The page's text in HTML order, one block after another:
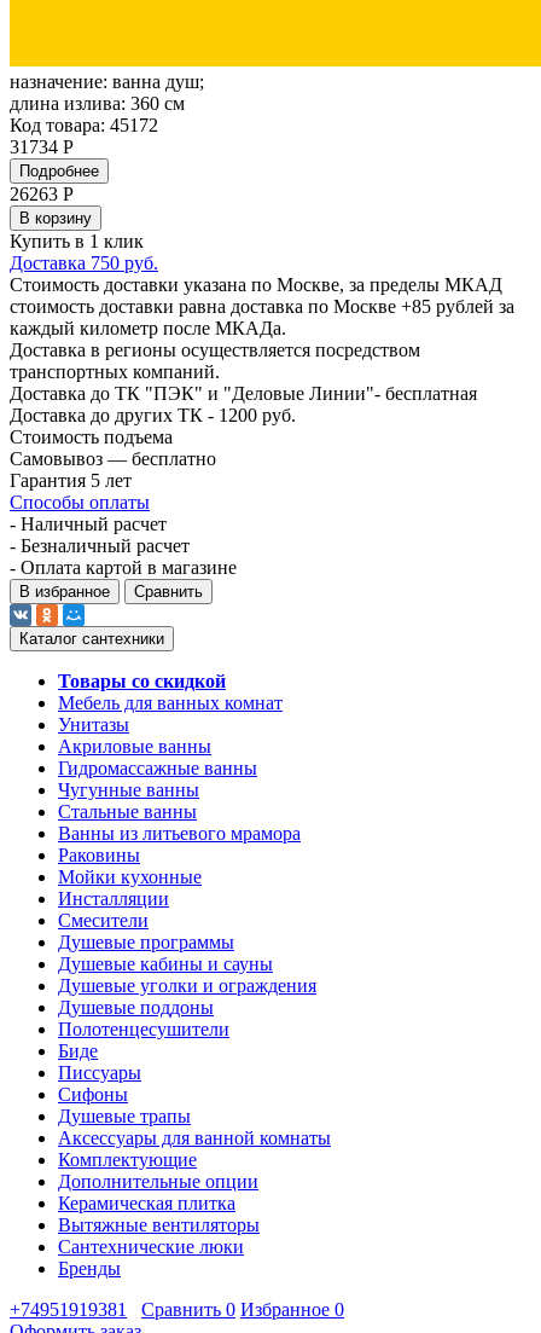
назначение: ванна душ;
длина излива: 360 см
Код товара: 45172
31734 Р
Подробнее
26263 Р
В корзину
Купить в 1 клик
Доставка 750 руб.
Стоимость доставки указана по Москве, за пределы МКАД
стоимость доставки равна доставка по Москве +85 рублей за
каждый километр после МКАДа.
Доставка в регионы осуществляется посредством
транспортных компаний.
Доставка до ТК "ПЭК" и "Деловые Линии"- бесплатная
Доставка до других ТК - 1200 руб.
Стоимость подъема
Самовывоз — бесплатно
Гарантия 5 лет
Способы оплаты
- Наличный расчет
- Безналичный расчет
- Оплата картой в магазине
В избранное Сравнить
Каталог сантехники
Товары со скидкой
Мебель для ванных комнат
Унитазы
Акриловые ванны
Гидромассажные ванны
Чугунные ванны
Стальные ванны
Ванны из литьевого мрамора
Раковины
Мойки кухонные
Инсталляции
Смесители
Душевые программы
Душевые кабины и сауны
Душевые уголки и ограждения
Душевые поддоны
Полотенцесушители
Биде
Писсуары
Сифоны
Душевые трапы
Аксессуары для ванной комнаты
Комплектующие
Дополнительные опции
Керамическая плитка
Вытяжные вентиляторы
Сантехнические люки
Бренды
+74951919381
Сравнить 0 Избранное 0